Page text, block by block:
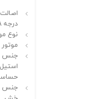
درجه A+++
نوع
جنس
جنس